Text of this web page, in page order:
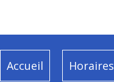
Accueil